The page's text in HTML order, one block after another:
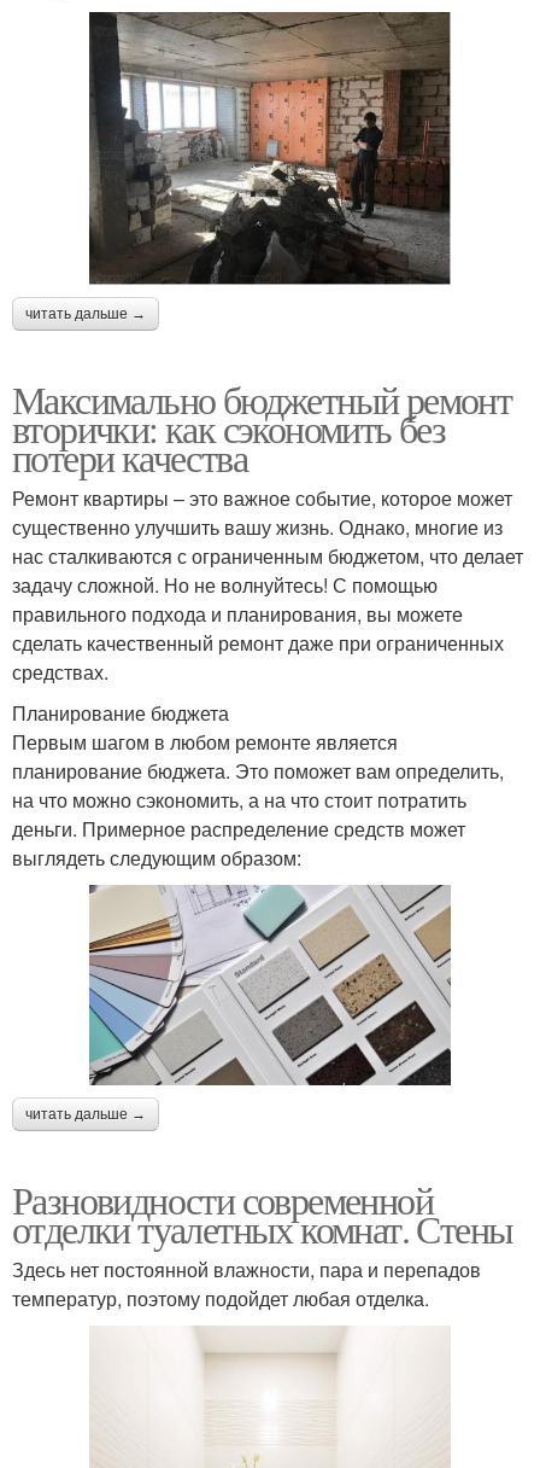
читать дальше →
Максимально бюджетный ремонт
вторички: как сэкономить без
потери качества
Ремонт квартиры – это важное событие, которое может
существенно улучшить вашу жизнь. Однако, многие из
нас сталкиваются с ограниченным бюджетом, что делает
задачу сложной. Но не волнуйтесь! С помощью
правильного подхода и планирования, вы можете
сделать качественный ремонт даже при ограниченных
средствах.
Планирование бюджета
Первым шагом в любом ремонте является
планирование бюджета. Это поможет вам определить,
на что можно сэкономить, а на что стоит потратить
деньги. Примерное распределение средств может
выглядеть следующим образом:
читать дальше →
Разновидности современной
отделки туалетных комнат. Стены
Здесь нет постоянной влажности, пара и перепадов
температур, поэтому подойдет любая отделка.